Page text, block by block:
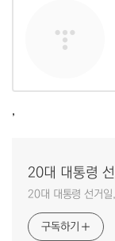
,
20대 대통령
20대 대통령 선거
구독하기